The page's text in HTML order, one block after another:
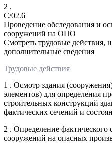
2 .
C/02.6
Проведение обследования и
сооружений на ОПО
Смотреть трудовые действия,
дополнительные сведения
Трудовые действия
1 . Осмотр здания
элементов) для определения
строительных конструкций
фактических сечений и
2 . Определение фактического
сооружений на опасных